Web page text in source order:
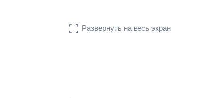
 Развернуть на весь экран